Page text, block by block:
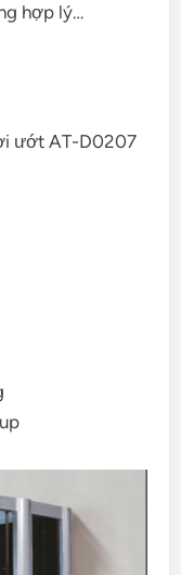
hợp lý…
ướt AT-D0207